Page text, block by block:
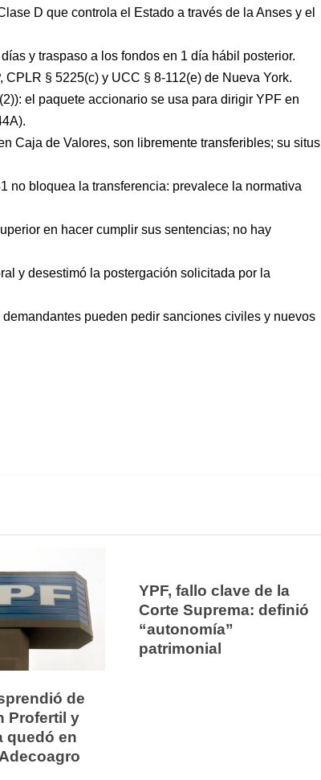
D que controla el Estado a través de la Anses y el
y traspaso a los fondos en 1 día hábil posterior.
§ 5225(c) y UCC § 8-112(e) de Nueva York.
el paquete accionario se usa para dirigir YPF en
Caja de Valores, son libremente transferibles; su situs
no bloquea la transferencia: prevalece la normativa
en hacer cumplir sus sentencias; no hay
y desestimó la postergación solicitada por la
pueden pedir sanciones civiles y nuevos
de
Profertil y
quedó en
YPF, fallo clave de la
Corte Suprema: definió
“autonomía”
patrimonial